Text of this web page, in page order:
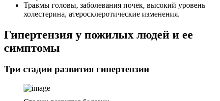
Травмы головы, заболевания почек, высокий уровень
холестерина, атеросклеротические изменения.
Гипертензия у пожилых людей и ее
симптомы
Три стадии развития гипертензии